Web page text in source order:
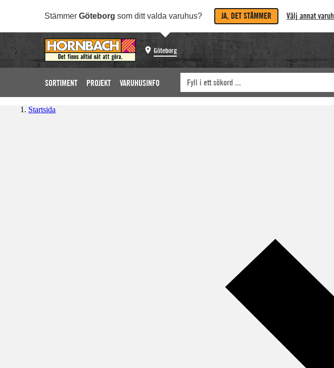
Stämmer Göteborg som ditt valda varuhus? JA, DET STÄMMER Välj annat
Göteborg
SORTIMENT PROJEKT VARUHUSINFO
Startsida